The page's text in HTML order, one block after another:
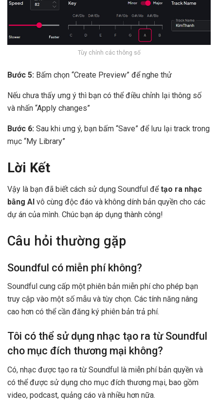
Tùy chỉnh các thông số
Bước 5: Bấm chọn “Create Preview” để nghe thử
Nếu chưa thấy ưng ý thì bạn có thể điều chỉnh lại thông số
và nhấn “Apply changes”
Bước 6: Sau khi ưng ý, bạn bấm “Save” để lưu lại track trong
mục “My Library”
Lời Kết
Vậy là bạn đã biết cách sử dụng Soundful đểtạo ra nhạc
bằng AI vô cùng độc đáo và không dính bản quyền cho các
dự án của mình. Chúc bạn áp dụng thành công!
Câu hỏi thường gặp
Soundful có miễn phí không?
Soundful cung cấp một phiên bản miễn phí cho phép bạn
truy cập vào một số mẫu và tùy chọn. Các tính năng nâng
cao hơn có thể cần đăng ký phiên bản trả phí.
Tôi có thể sử dụng nhạc tạo ra từ Soundful
cho mục đích thương mại không?
Có, nhạc được tạo ra từ Soundful là miễn phí bản quyền và
có thể được sử dụng cho mục đích thương mại, bao gồm
video, podcast, quảng cáo và nhiều hơn nữa.